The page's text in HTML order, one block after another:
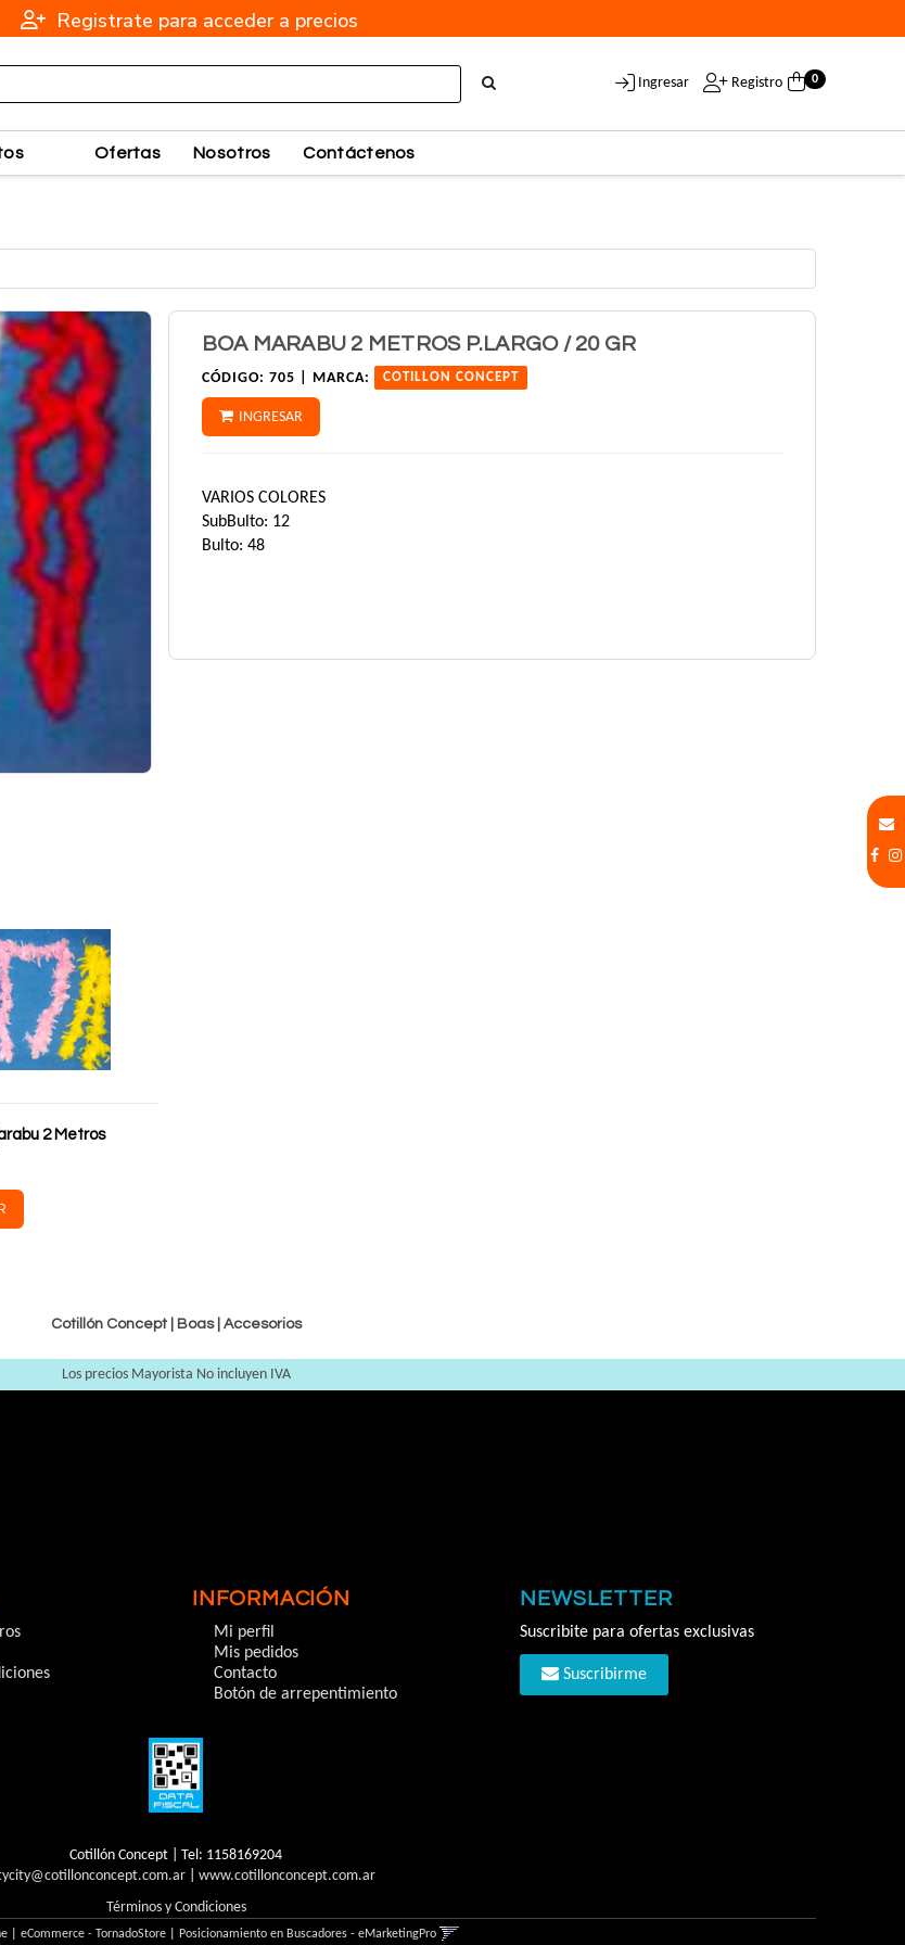
Registrate para acceder a precios
Ingresar Registro 0
Ofertas Nosotros Contáctenos
BOA MARABU 2 METROS P.LARGO / 20 GR
CÓDIGO: 705 | MARCA: COTILLON CONCEPT
INGRESAR
VARIOS COLORES
SubBulto: 12
Bulto: 48
2 Metros
Cotillón Concept | Boas| Accesorios
Los precios Mayorista No incluyen IVA
INFORMACIÓN
Mi perfil
Mis pedidos
Contacto
Botón de arrepentimiento
NEWSLETTER
Suscribite para ofertas exclusivas
Suscribirme
Cotillón Concept | Tel: 1158169204
www.cotillonconcept.com.ar
Términos y Condiciones
eCommerce - TornadoStore Posicionamiento en Buscadores - eMarketingPro